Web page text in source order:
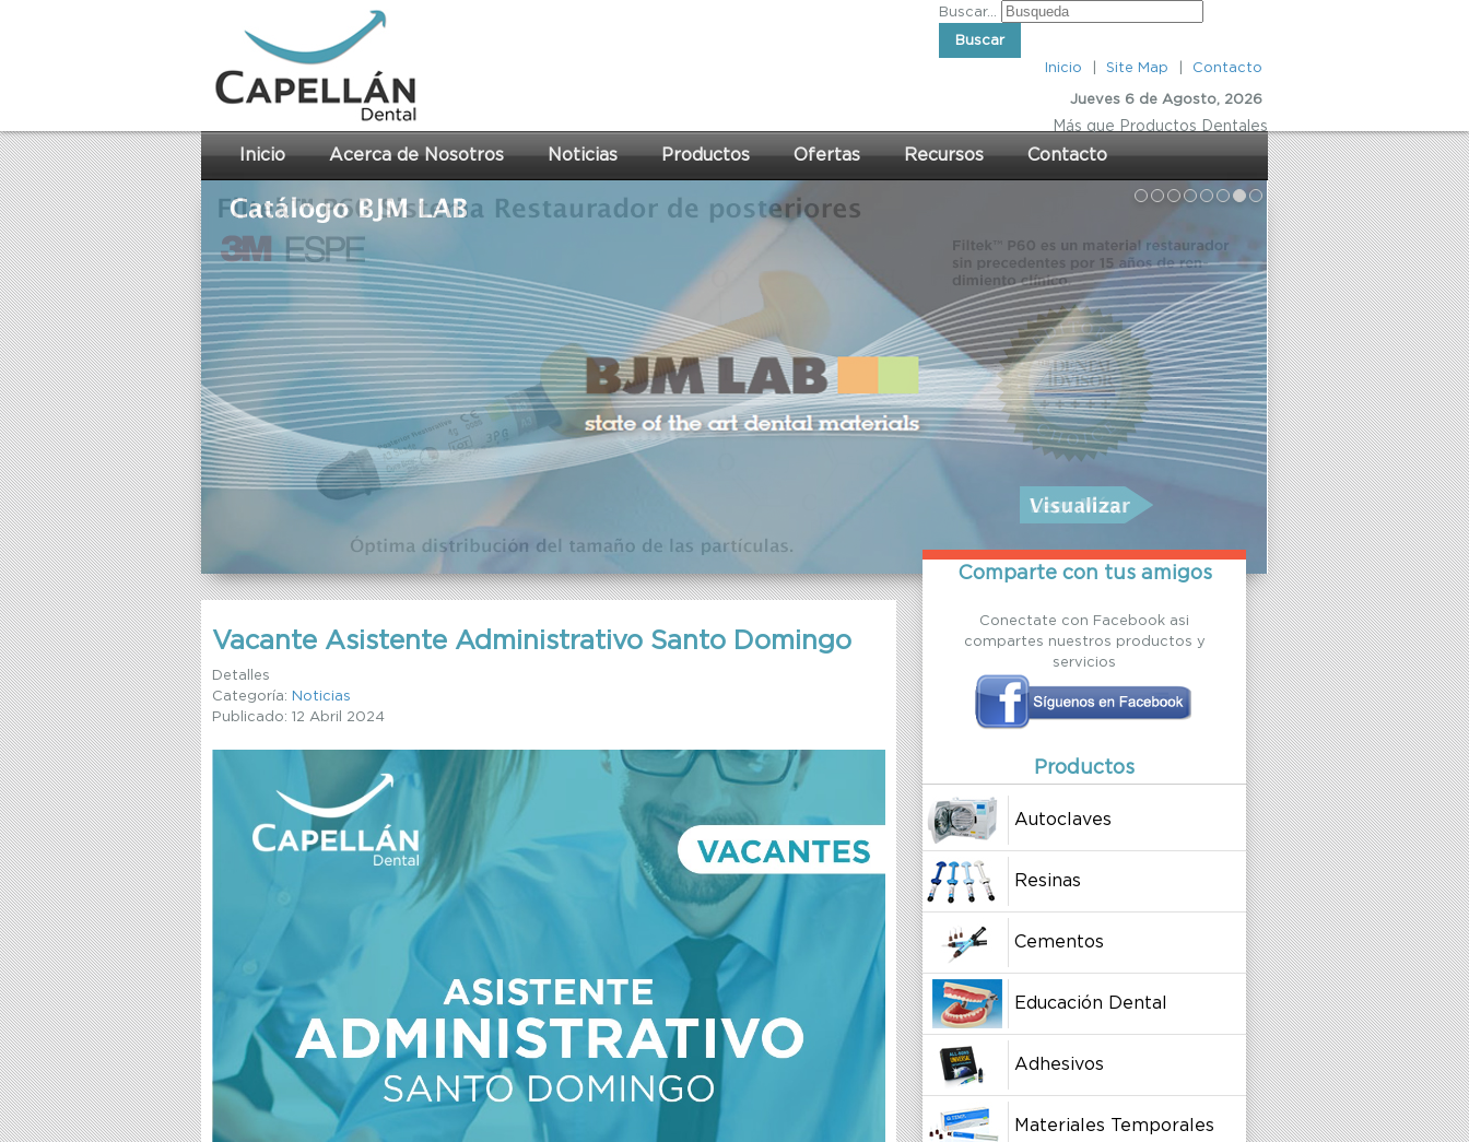
Buscar...
Buscar
Inicio Site Map Contacto
Jueves 6 de Agosto, 2026
Más que Productos Dentales
Inicio Acerca de Nosotros Noticias Productos Ofertas Recursos Contacto
Vacante Asistente Administrativo Santo Domingo
Detalles
Categoría: Noticias
Publicado: 12 Abril 2024
Comparte con tus amigos
Conectate con Facebook asi
compartes nuestros productos y
servicios
Productos
Autoclaves
Resinas
Cementos
Educación Dental
Adhesivos
Materiales Temporales